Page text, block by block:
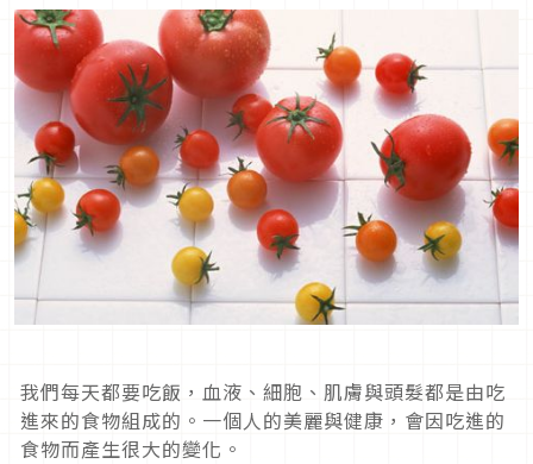
我們每天都要吃飯，血液、細胞、肌膚與頭髮都是由吃
進來的食物組成的。一個人的美麗與健康，會因吃進的
食物而產生很大的變化。